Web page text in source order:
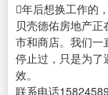
年后想换工作的
贝壳德佑房地产
市和商店。我们一
停止过，只是为了
效。
联系电话